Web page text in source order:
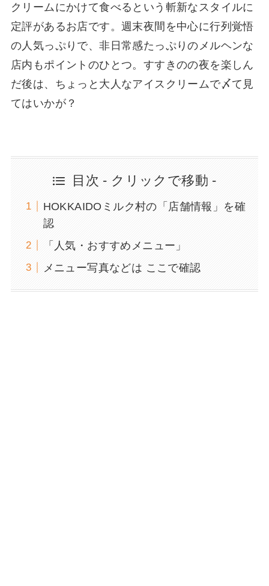
クリームにかけて食べるという斬新なスタイルに
定評があるお店です。週末夜間を中心に行列覚悟
の人気っぷりで、非日常感たっぷりのメルヘンな
店内もポイントのひとつ。すすきのの夜を楽しん
だ後は、ちょっと大人なアイスクリームで〆て見
てはいかが？
目次 - クリックで移動 -
HOKKAIDOミルク村の「店舗情報」を確
認
「人気・おすすめメニュー」
メニュー写真などは ここで確認